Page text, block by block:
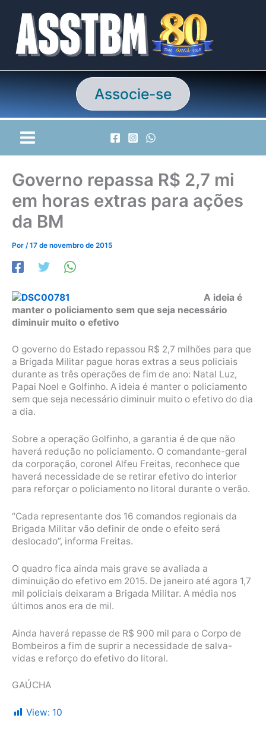
conteúdo
Associe-se
Governo repassa R$ 2,7 mi
em horas extras para ações
da BM
Por /17 de novembro de 2015
A ideia é
manter o policiamento sem que seja necessário
diminuir muito o efetivo
O governo do Estado repassou R$ 2,7 milhões para que
a Brigada Militar pague horas extras a seus policiais
durante as três operações de fim de ano: Natal Luz,
Papai Noel e Golfinho. A ideia é manter o policiamento
sem que seja necessário diminuir muito o efetivo do dia
a dia.
Sobre a operação Golfinho, a garantia é de que não
haverá redução no policiamento. O comandante-geral
da corporação, coronel Alfeu Freitas, reconhece que
haverá necessidade de se retirar efetivo do interior
para reforçar o policiamento no litoral durante o verão.
“Cada representante dos 16 comandos regionais da
Brigada Militar vão definir de onde o efeito será
deslocado”, informa Freitas.
O quadro fica ainda mais grave se avaliada a
diminuição do efetivo em 2015. De janeiro até agora 1,7
mil policiais deixaram a Brigada Militar. A média nos
últimos anos era de mil.
Ainda haverá repasse de R$ 900 mil para o Corpo de
Bombeiros a fim de suprir a necessidade de salva-
vidas e reforço do efetivo do litoral.
GAÚCHA
View: 10